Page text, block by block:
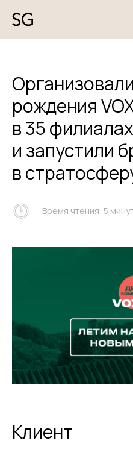
рождения
в 35
и запустили
в
Время чтения: 5
Клиент